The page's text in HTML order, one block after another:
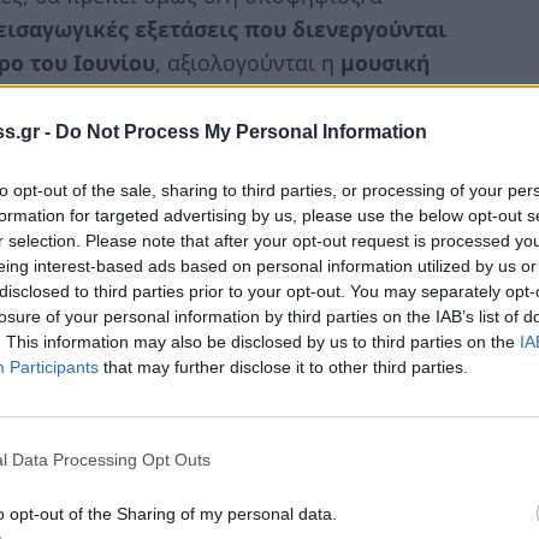
- Do Not Process My Personal Information
opt-out of the sale, sharing to third parties, or processing of your
for targeted advertising by us, please use the below opt-out
selection. Please note that after your opt-out request is processed
interest-based ads based on personal information utilized by us
to third parties prior to your opt-out. You may separately
of your personal information by third parties on the IAB’s list of
This information may also be disclosed by us to third parties on the
Participants that may further disclose it to other third parties.
Data Processing Opt Outs
opt-out of the Sharing of my personal data.
εξετάσεις που διενεργούνται
του Ιουνίου, αξιολογούνται η μουσική
καθώς και οιμουσικές του δεξιότητες.
τις εξετάσεις αυτές στους
στο είδος του σε ολόκληρη τη
πανελλαδικά.Είναι Γυμνάσιο και
σε όλα τα μουσικά σχολεία, στηρίζεται,
Λύκεια της Χώρας και,
την εβδομάδα, όπου οι μαθητές